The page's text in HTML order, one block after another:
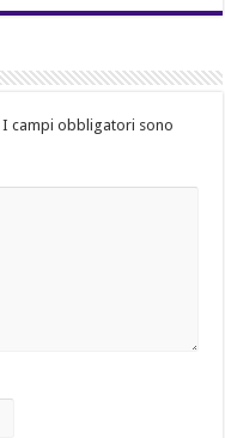
I campi obbligatori sono